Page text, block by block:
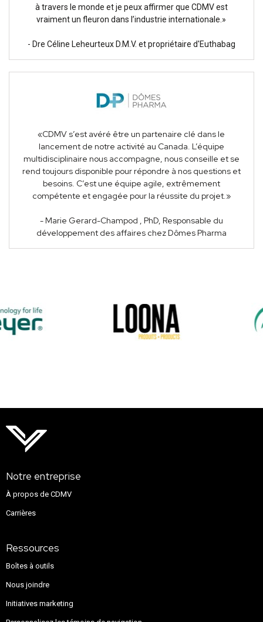
à travers le monde et je peux affirmer que CDMV est
vraiment un fleuron dans l’industrie internationale.»
- Dre Céline Leheurteux D.M.V. et propriétaire d'Euthabag
«CDMV s’est avéré être un partenaire clé dans le
lancement de notre activité au Canada. L’équipe
multidisciplinaire nous accompagne, nous conseille et se
rend toujours disponible pour répondre à nos questions et
besoins. C’est une équipe agile, extrêmement
compétente et engagée pour la réussite du projet.»
- Marie Gerard-Champod , PhD, Responsable du
développement des affaires chez Dômes Pharma
Notre entreprise
À propos de CDMV
Carrières
Ressources
Boîtes à outils
Nous joindre
Initiatives marketing